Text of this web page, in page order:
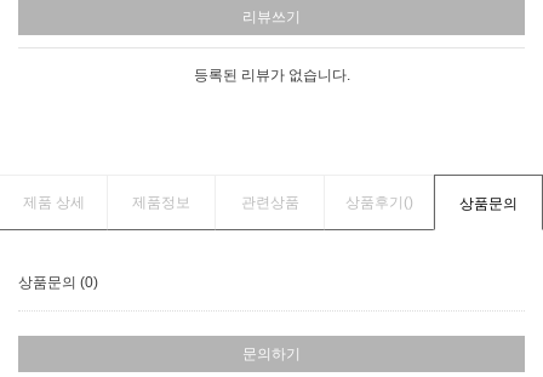
리뷰쓰기
등록된 리뷰가 없습니다.
제품 상세 제품정보 관련상품 상품후기() 상품문의
상품문의 (0)
문의하기